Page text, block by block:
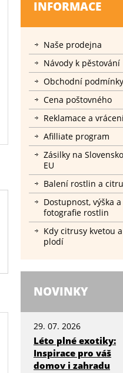
INFORMACE
Naše prodejna
Návody k pěstování
Obchodní podmínky
Cena poštovného
Reklamace a
Afilliate program
Zásilky na
EU
Balení rostlin a
Dostupnost, výška a
fotografie rostlin
Kdy citrusy kvetou a
plodí
NOVINKY
29. 07. 2026
Léto plné exotiky:
Inspirace pro váš
domov i zahradu